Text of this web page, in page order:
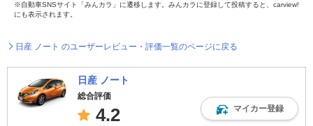
※自動車SNSサイト「みんカラ」に遷移します。みんカラに登録して投稿すると、carview!
にも表示されます。
日産 ノート のユーザーレビュー・評価一覧のページに戻る
日産 ノート
総合評価
4.2 マイカー登録